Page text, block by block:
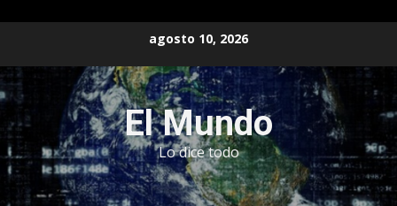
contenido
agosto 10, 2026
El Mundo
Lo dice todo